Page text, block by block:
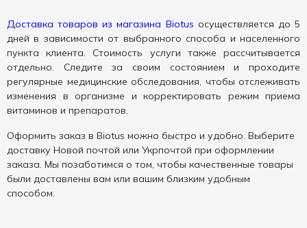
Доставка товаров из магазина Biotus осуществляется до 5
дней в зависимости от выбранного способа и населенного
пункта клиента. Стоимость услуги также рассчитывается
отдельно. Следите за своим состоянием и проходите
регулярные медицинские обследования, чтобы отслеживать
изменения в организме и корректировать режим приема
витаминов и препаратов.
Оформить заказ в Biotus можно быстро и удобно. Выберите
доставку Новой почтой или Укрпочтой при оформлении
заказа. Мы позаботимся о том, чтобы качественные товары
были доставлены вам или вашим близким удобным
способом.